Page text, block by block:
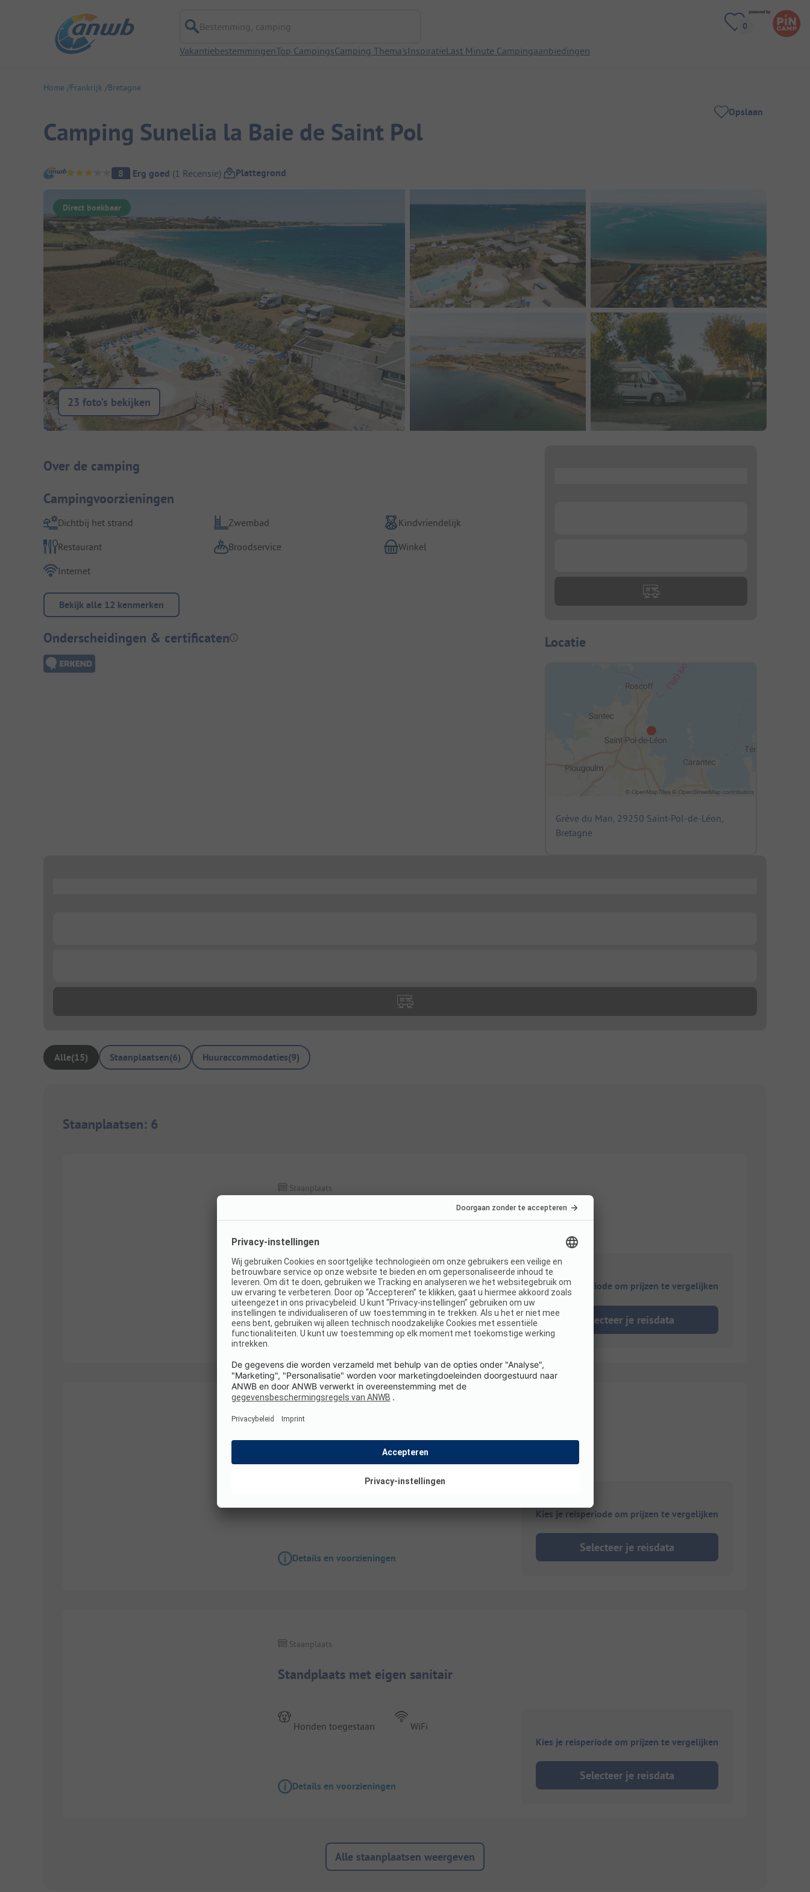
Bestemming, camping
VakantiebestemmingenTop CampingsCamping Thema'sInspiratieLast Minute Campingaanbiedingen
Home Frankrijk Bretagne
Camping Sunelia la Baie de Saint Pol
Opslaan
Camping overzicht
8 Erg goed (1 Recensie) Plattegrond
Direct boekbaar
23 foto’s bekijken
Camping introductie
Over de camping
Campingvoorzieningen
Dichtbij het strand Zwembad
Kindvriendelijk
Restaurant
Broodservice
Winkel
Internet
Bekijk alle 12 kenmerken
Onderscheidingen & certificaten Locatie
Grève du Man, 29250 Saint-Pol-de-Léon,
Bretagne
Alle(15) Staanplaatsen(6) Huuraccommodaties(9)
Staanplaatsen: 6
Standplaats met elektriciteit 16A + 1 voertuig
Staanplaats
Honden toegestaan WiFi
Details en voorzieningen
Kies je reisperiode om prijzen te vergelijken
Selecteer je reisdata
Gestabiliseerde staanplaats met elektriciteit
Staanplaats
Details en voorzieningen
Kies je reisperiode om prijzen te vergelijken
Selecteer je reisdata
Standplaats met eigen sanitair
Staanplaats
Honden toegestaan WiFi
Details en voorzieningen
Kies je reisperiode om prijzen te vergelijken
Selecteer je reisdata
Alle staanplaatsen weergeven